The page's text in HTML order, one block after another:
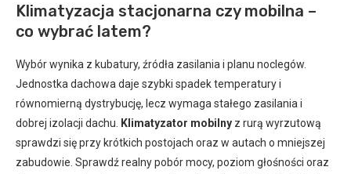
Klimatyzacja stacjonarna czy mobilna –
co wybrać latem?
Wybór wynika z kubatury, źródła zasilania i planu noclegów.
Jednostka dachowa daje szybki spadek temperatury i
równomierną dystrybucję, lecz wymaga stałego zasilania i
dobrej izolacji dachu.
Klimatyzator mobilny z rurą wyrzutową
sprawdzi się przy krótkich postojach oraz w autach o mniejszej
zabudowie. Sprawdź realny pobór mocy, poziom głośności oraz